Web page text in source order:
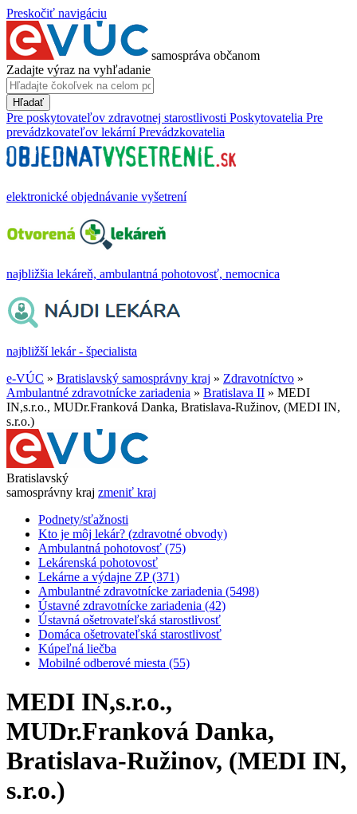
Preskočiť navigáciu
samospráva občanom
Zadajte výraz na vyhľadanie
Hľadať
Pre poskytovateľov zdravotnej starostlivosti Poskytovatelia Pre
prevádzkovateľov lekární Prevádzkovatelia
elektronické objednávanie vyšetrení
najbližšia lekáreň, ambulantná pohotovosť, nemocnica
najbližší lekár - špecialista
e-VÚC » Bratislavský samosprávny kraj » Zdravotníctvo »
Ambulantné zdravotnícke zariadenia » Bratislava II » MEDI
IN,s.r.o., MUDr.Franková Danka, Bratislava-Ružinov, (MEDI IN,
s.r.o.)
Bratislavský
samosprávny kraj zmeniť kraj
Podnety/sťažnosti
Kto je môj lekár? (zdravotné obvody)
Ambulantná pohotovosť (75)
Lekárenská pohotovosť
Lekárne a výdajne ZP (371)
Ambulantné zdravotnícke zariadenia (5498)
Ústavné zdravotnícke zariadenia (42)
Ústavná ošetrovateľská starostlivosť
Domáca ošetrovateľská starostlivosť
Kúpeľná liečba
Mobilné odberové miesta (55)
MEDI IN,s.r.o.,
MUDr.Franková Danka,
Bratislava-Ružinov, (MEDI IN,
s.r.o.)